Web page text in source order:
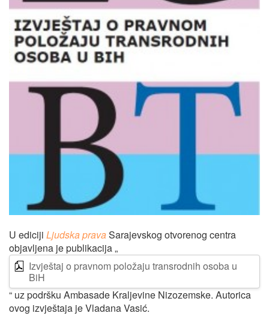
U ediciji Ljudska pravaSarajevskog otvorenog centra
objavljena je publikacija „
Izvještaj o pravnom položaju transrodnih osoba u
BiH
“ uz podršku Ambasade Kraljevine Nizozemske. Autorica
ovog izvještaja je Vladana Vasić.